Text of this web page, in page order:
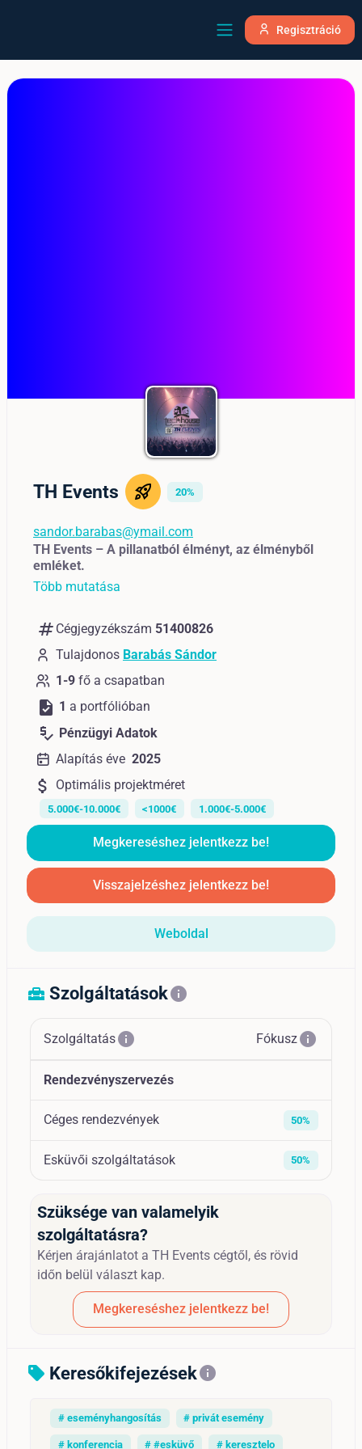
Regisztráció
TH Events 20%
sandor.barabas@ymail.com
TH Events – A pillanatból élményt, az élményből
emléket.
Több mutatása
numbers Cégjegyzékszám 51400826
Tulajdonos Barabás Sándor
1-9 fő a csapatban
task 1 a portfólióban
price_check Pénzügyi Adatok
Alapítás éve 2025
attach_money Optimális projektméret
5.000€-10.000€ <1000€ 1.000€-5.000€
Megkereséshez jelentkezz be!
Visszajelzéshez jelentkezz be!
Weboldal
home_repair_service Szolgáltatásokinfo
Szolgáltatásinfo Fókuszinfo
Rendezvényszervezés
Céges rendezvények 50%
Esküvői szolgáltatások 50%
Szüksége van valamelyik
szolgáltatásra?
Kérjen árajánlatot a TH Events cégtől, és rövid
időn belül választ kap.
Megkereséshez jelentkezz be!
sell Keresőkifejezésekinfo
# eseményhangosítás # privát esemény
# konferencia # #esküvő # keresztelo